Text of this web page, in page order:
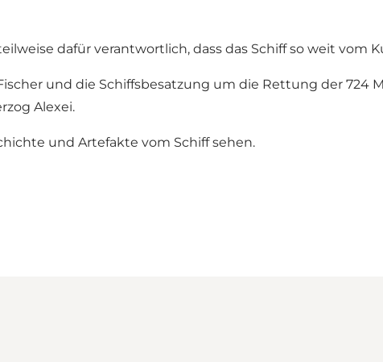
dafür verantwortlich, dass das Schiff so weit vom
und die Schiffsbesatzung um die Rettung der 724
Alexei.
und Artefakte vom Schiff sehen.